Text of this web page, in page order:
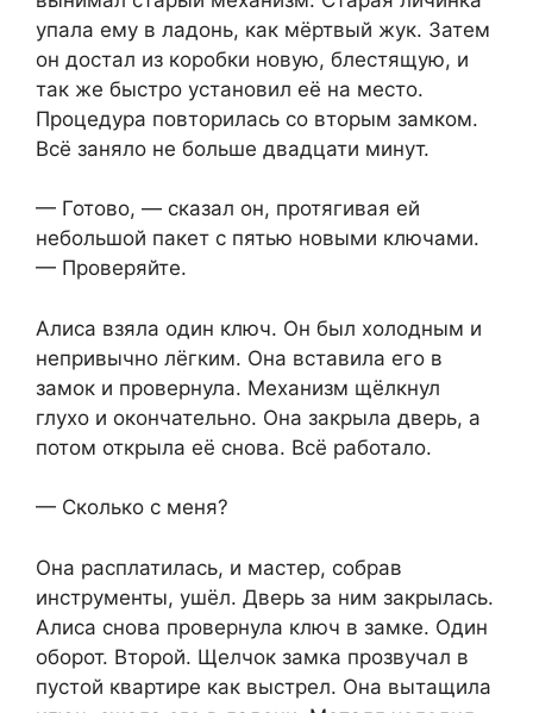
упала ему в ладонь, как мёртвый жук. Затем
он достал из коробки новую, блестящую, и
так же быстро установил её на место.
Процедура повторилась со вторым замком.
Всё заняло не больше двадцати минут.
— Готово, — сказал он, протягивая ей
небольшой пакет с пятью новыми ключами.
— Проверяйте.
Алиса взяла один ключ. Он был холодным и
непривычно лёгким. Она вставила его в
замок и провернула. Механизм щёлкнул
глухо и окончательно. Она закрыла дверь, а
потом открыла её снова. Всё работало.
— Сколько с меня?
Она расплатилась, и мастер, собрав
инструменты, ушёл. Дверь за ним закрылась.
Алиса снова провернула ключ в замке. Один
оборот. Второй. Щелчок замка прозвучал в
пустой квартире как выстрел. Она вытащила